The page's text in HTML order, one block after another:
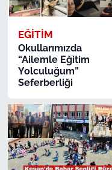
EĞİTİM
Okullarımızda
“Ailemle Eğitim
Yolculuğum”
Seferberliği